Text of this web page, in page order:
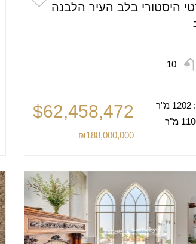
היסטורי בלב העיר הלבנה
10
1202 מ"ר
מ"ר
$62,458,472
₪188,000,000